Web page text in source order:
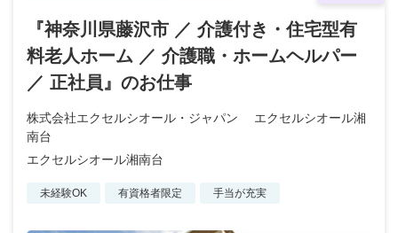
『神奈川県藤沢市 ／ 介護付き・住宅型有
料老人ホーム ／ 介護職・ホームヘルパー
／ 正社員』のお仕事
株式会社エクセルシオール・ジャパン エクセルシオール湘
南台
エクセルシオール湘南台
未経験OK 有資格者限定 手当が充実